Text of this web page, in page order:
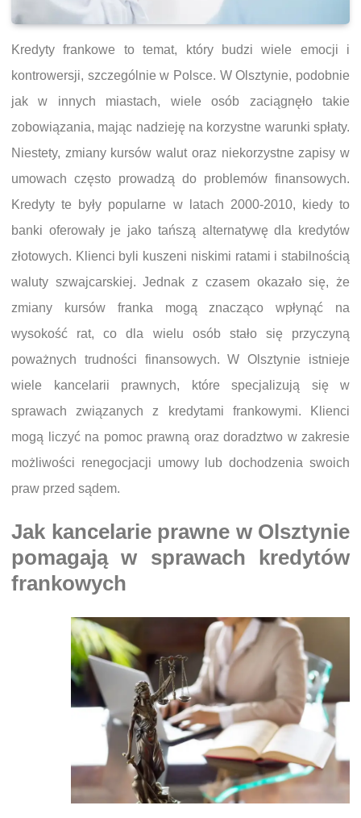
Kredyty frankowe to temat, który budzi wiele emocji i
kontrowersji, szczególnie w Polsce. W Olsztynie, podobnie
jak w innych miastach, wiele osób zaciągnęło takie
zobowiązania, mając nadzieję na korzystne warunki spłaty.
Niestety, zmiany kursów walut oraz niekorzystne zapisy w
umowach często prowadzą do problemów finansowych.
Kredyty te były popularne w latach 2000-2010, kiedy to
banki oferowały je jako tańszą alternatywę dla kredytów
złotowych. Klienci byli kuszeni niskimi ratami i stabilnością
waluty szwajcarskiej. Jednak z czasem okazało się, że
zmiany kursów franka mogą znacząco wpłynąć na
wysokość rat, co dla wielu osób stało się przyczyną
poważnych trudności finansowych. W Olsztynie istnieje
wiele kancelarii prawnych, które specjalizują się w
sprawach związanych z kredytami frankowymi. Klienci
mogą liczyć na pomoc prawną oraz doradztwo w zakresie
możliwości renegocjacji umowy lub dochodzenia swoich
praw przed sądem.
Jak kancelarie prawne w Olsztynie
pomagają w sprawach kredytów
frankowych